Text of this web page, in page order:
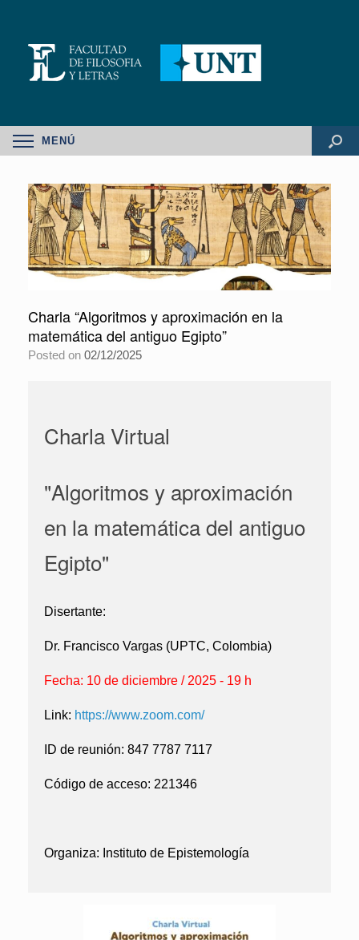
MENÚ
Charla “Algoritmos y aproximación en la
matemática del antiguo Egipto”
Posted on 02/12/2025
Charla Virtual
"Algoritmos y aproximación
en la matemática del antiguo
Egipto"
Disertante:
Dr. Francisco Vargas (UPTC, Colombia)
Fecha: 10 de diciembre / 2025 - 19 h
Link: https://www.zoom.com/
ID de reunión: 847 7787 7117
Código de acceso: 221346
Organiza: Instituto de Epistemología